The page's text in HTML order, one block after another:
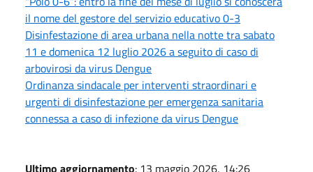
il nome del gestore del servizio educativo 0-3
Disinfestazione di area urbana nella notte tra sabato
11 e domenica 12 luglio 2026 a seguito di caso di
arbovirosi da virus Dengue
Ordinanza sindacale per interventi straordinari e
urgenti di disinfestazione per emergenza sanitaria
connessa a caso di infezione da virus Dengue
Ultimo aggiornamento: 13 maggio 2026, 14:26